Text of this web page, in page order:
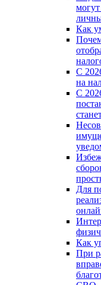
Как
С
на
С
Для
Как
При